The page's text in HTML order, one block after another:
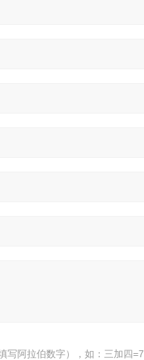
写阿拉伯数字），如：三加四=7